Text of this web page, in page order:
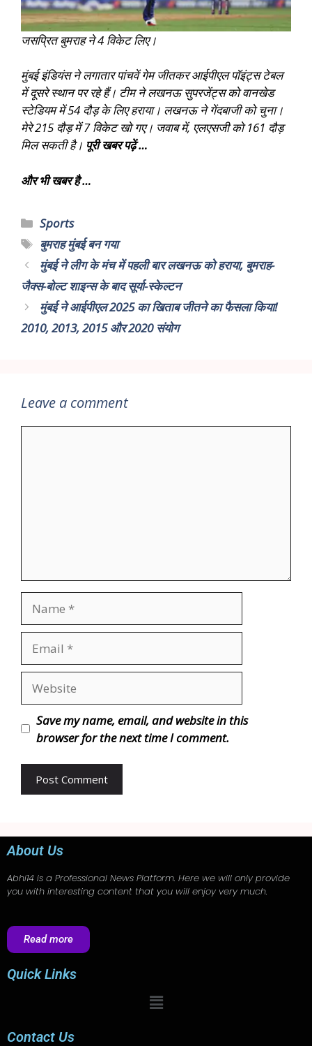
जसप्रित बुमराह ने 4 विकेट लिए।
मुंबई इंडियंस ने लगातार पांचवें गेम जीतकर आईपीएल पॉइंट्स टेबल
में दूसरे स्थान पर रहे हैं। टीम ने लखनऊ सुपरजेंट्स को वानखेड
स्टेडियम में 54 दौड़ के लिए हराया। लखनऊ ने गेंदबाजी को चुना।
मेरे 215 दौड़ में 7 विकेट खो गए। जवाब में, एलएसजी को 161 दौड़
मिल सकती है। पूरी खबर पढ़ें …
और भी खबर है …
Sports
बुमराह मुंबई बन गया
मुंबई ने लीग के मंच में पहली बार लखनऊ को हराया, बुमराह-
जैक्स-बोल्ट शाइन्स के बाद सूर्या-स्केल्टन
मुंबई ने आईपीएल 2025 का खिताब जीतने का फैसला किया!
2010, 2013, 2015 और 2020 संयोग
Leave a comment
Save my name, email, and website in this
browser for the next time I comment.
About Us
Abhi14 is a Professional News Platform. Here we will only provide
you with interesting content that you will enjoy very much.
Read more
Quick Links
Contact Us